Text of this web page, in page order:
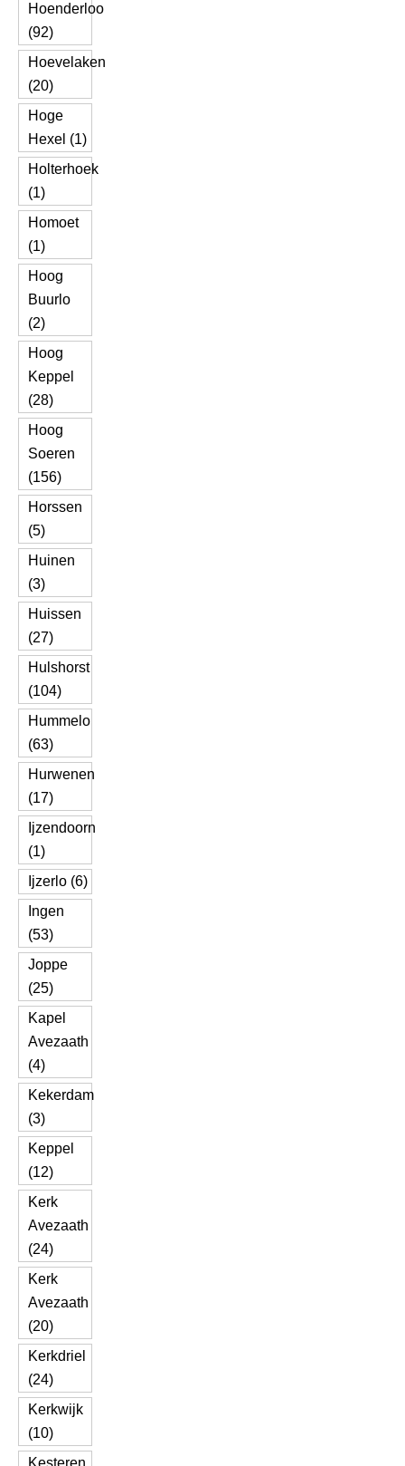
Hoenderloo
(92)
Hoevelaken
(20)
Hoge
Hexel (1)
Holterhoek
(1)
Homoet
(1)
Hoog
Buurlo
(2)
Hoog
Keppel
(28)
Hoog
Soeren
(156)
Horssen
(5)
Huinen
(3)
Huissen
(27)
Hulshorst
(104)
Hummelo
(63)
Hurwenen
(17)
Ijzendoorn
(1)
Ijzerlo (6)
Ingen
(53)
Joppe
(25)
Kapel
Avezaath
(4)
Kekerdam
(3)
Keppel
(12)
Kerk
Avezaath
(24)
Kerk
Avezaath
(20)
Kerkdriel
(24)
Kerkwijk
(10)
Kesteren